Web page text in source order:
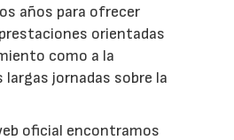
años para ofrecer
orientadas
como a la
jornadas sobre la
oficial encontramos